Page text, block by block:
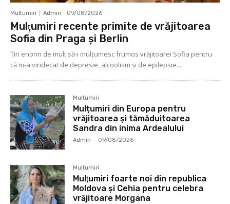
Multumiri Admin - 09/08/2026
Mulţumiri recente primite de vrăjitoarea
Sofia din Praga și Berlin
Ţin enorm de mult să-i mulţumesc frumos vrăjitoarei Sofia pentru
că m-a vindecat de depresie, alcoolism şi de epilepsie....
Multumiri
Mulțumiri din Europa pentru
vrăjitoarea și tămăduitoarea
Sandra din inima Ardealului
Admin - 09/08/2026
Multumiri
Mulţumiri foarte noi din republica
Moldova și Cehia pentru celebra
vrăjitoare Morgana